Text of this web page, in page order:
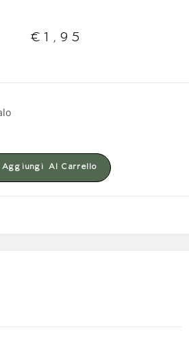
€1,95
Aggiungi Al Carrello